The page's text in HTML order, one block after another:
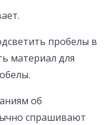
пробелы в
материал для
об
спрашивают